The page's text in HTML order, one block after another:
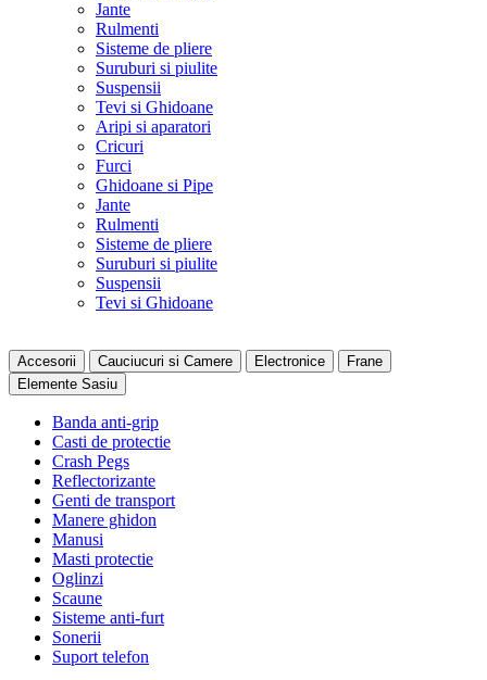
Jante
Rulmenti
Sisteme de pliere
Suruburi si piulite
Suspensii
Tevi si Ghidoane
Aripi si aparatori
Cricuri
Furci
Ghidoane si Pipe
Jante
Rulmenti
Sisteme de pliere
Suruburi si piulite
Suspensii
Tevi si Ghidoane
Accesorii Cauciucuri si Camere Electronice
Frane
Elemente Sasiu
Banda anti-grip
Casti de protectie
Crash Pegs
Reflectorizante
Genti de transport
Manere ghidon
Manusi
Masti protectie
Oglinzi
Scaune
Sisteme anti-furt
Sonerii
Suport telefon